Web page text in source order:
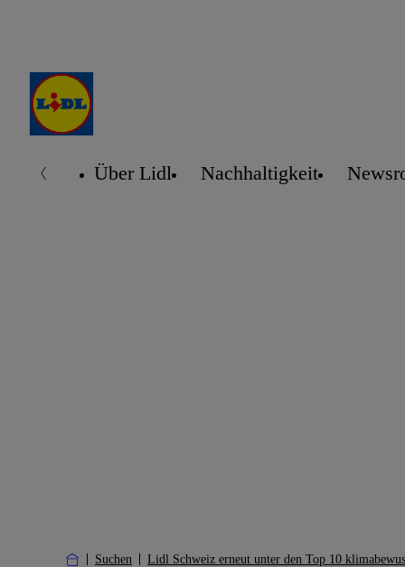
Über Lidl Nachhaltigkeit
Suchen Lidl Schweiz erneut unter den Top 10